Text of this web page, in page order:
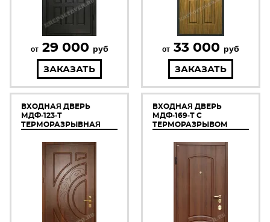
от 29 000 руб
ЗАКАЗАТЬ
от 33 000 руб
ЗАКАЗАТЬ
ВХОДНАЯ ДВЕРЬ
МДФ-123-Т
ТЕРМОРАЗРЫВНАЯ
ВХОДНАЯ ДВЕРЬ
МДФ-169-Т С
ТЕРМОРАЗРЫВОМ